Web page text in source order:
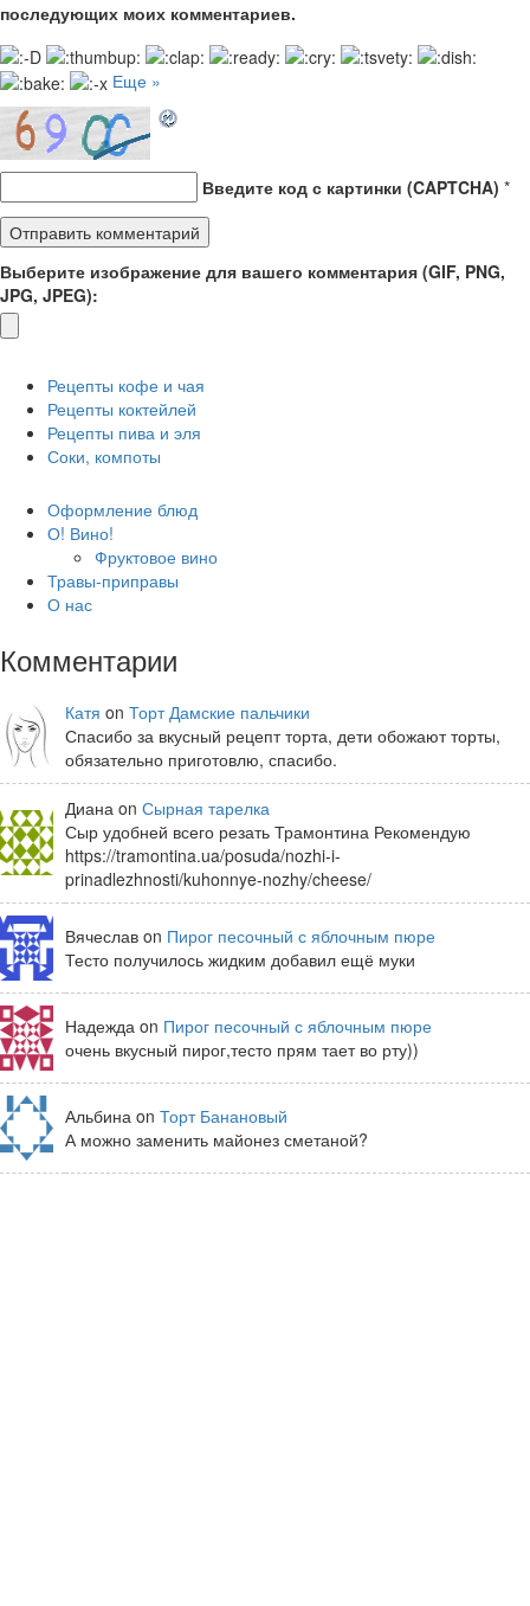
последующих моих комментариев.
Еще »
Введите код с картинки (CAPTCHA) *
Выберите изображение для вашего комментария (GIF, PNG,
JPG, JPEG):
Рецепты кофе и чая
Рецепты коктейлей
Рецепты пива и эля
Соки, компоты
Оформление блюд
О! Вино!
Фруктовое вино
Травы-приправы
О нас
Комментарии
Катя on Торт Дамские пальчики
Спасибо за вкусный рецепт торта, дети обожают торты,
обязательно приготовлю, спасибо.
Диана on Сырная тарелка
Сыр удобней всего резать Трамонтина Рекомендую
https://tramontina.ua/posuda/nozhi-i-
prinadlezhnosti/kuhonnye-nozhy/cheese/
Вячеслав on Пирог песочный с яблочным пюре
Тесто получилось жидким добавил ещё муки
Надежда on Пирог песочный с яблочным пюре
очень вкусный пирог,тесто прям тает во рту))
Альбина on Торт Банановый
А можно заменить майонез сметаной?